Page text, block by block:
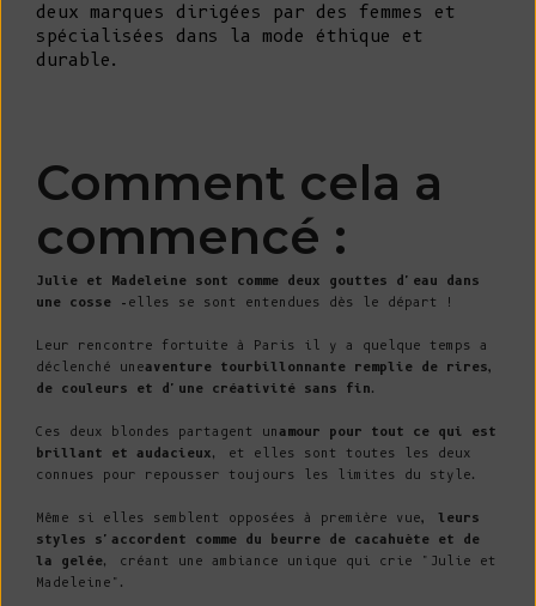
deux marques dirigées par des femmes et
spécialisées dans la mode éthique et
durable.
Comment cela a
commencé :
Julie et Madeleine sont comme deux gouttes d'eau dans
une cosse - elles se sont entendues dès le départ !
Leur rencontre fortuite à Paris il y a quelque temps a
déclenché uneaventure tourbillonnante remplie de rires,
de couleurs et d'une créativité sans fin.
Ces deux blondes partagent unamour pour tout ce qui est
brillant et audacieux, et elles sont toutes les deux
connues pour repousser toujours les limites du style.
Même si elles semblent opposées à première vue, leurs
styles s'accordent comme du beurre de cacahuète et de
la gelée, créant une ambiance unique qui crie "Julie et
Madeleine".